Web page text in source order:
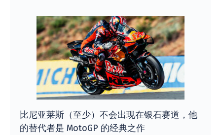
比尼亚莱斯（至少）不会出现在银石赛道，他
的替代者是 MotoGP 的经典之作